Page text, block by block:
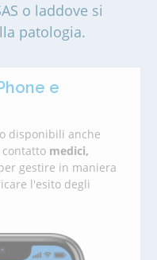
o laddove si
patologia.
e
disponibili anche
medici,
gestire in maniera
l'esito degli